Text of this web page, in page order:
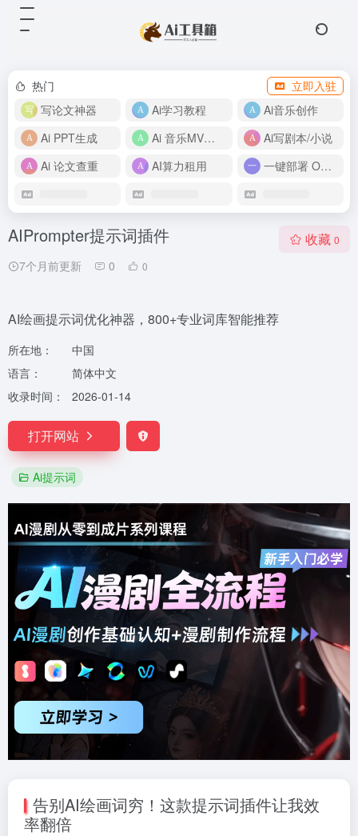
热门
立即入驻
写论文神器
Ai学习教程
Ai音乐创作
Ai PPT生成
Ai 音乐MV制作
Ai写剧本/小说
Ai 论文查重
AI算力租用 一键部署 OpenClaw
AIPrompter提示词插件
7个月前更新 0 0
收藏 0
AI绘画提示词优化神器，800+专业词库智能推荐
所在地：
中国
语言：
简体中文
收录时间：
2026-01-14
打开网站
Ai提示词
告别AI绘画词穷！这款提示词插件让我效
率翻倍